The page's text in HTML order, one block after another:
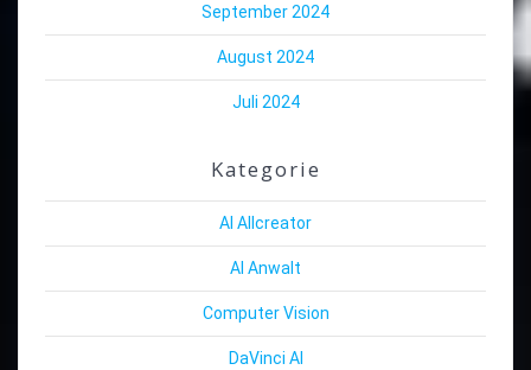
September 2024
August 2024
Juli 2024
Kategorie
AI Allcreator
AI Anwalt
Computer Vision
DaVinci AI